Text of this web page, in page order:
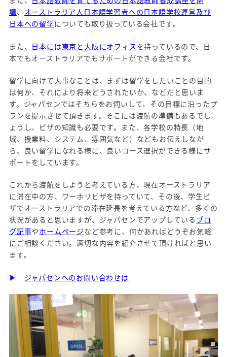
講、 オーストラリア人日本語学習者への日本語学校運営及び
日本への留学についても取り扱っている会社です。
また、 日本には東京と大阪にオフィス を持っているので、日
本でもオーストラリアでもサポートができる会社です。
留学に向けて大事なことは、まずは留学をしたいことの目的
は何か、それにより将来どうされたいか、などだと思いま
す。ジャパセンではそちらをお伺いして、その目標に沿ったプ
ランを提示させて頂きます。そこには渡航の準備もあるでし
ょうし、ビザの知識も必要です。また、各学校の特長（地
域、授業料、システム、雰囲気など）などもお伝えしなが
ら、良い留学になれる様に、良いコース選択ができる様にサ
ポートをしています。
これから渡航をしようと考えている方、現在オーストラリア
に滞在中の方、ワーホリビザを持っていて、その後、学生ビ
ザでオーストラリアでの滞在延長を考えている方など、多くの
状況があると思いますが、ジャパセンでアップしている ブロ
グ記事やホームページなど参考に、何かあればどうぞお気軽
にご相談ください。適切な内容を紹介させて頂ければと思い
ます。
▶ ジャパセンへのお問い合わせは